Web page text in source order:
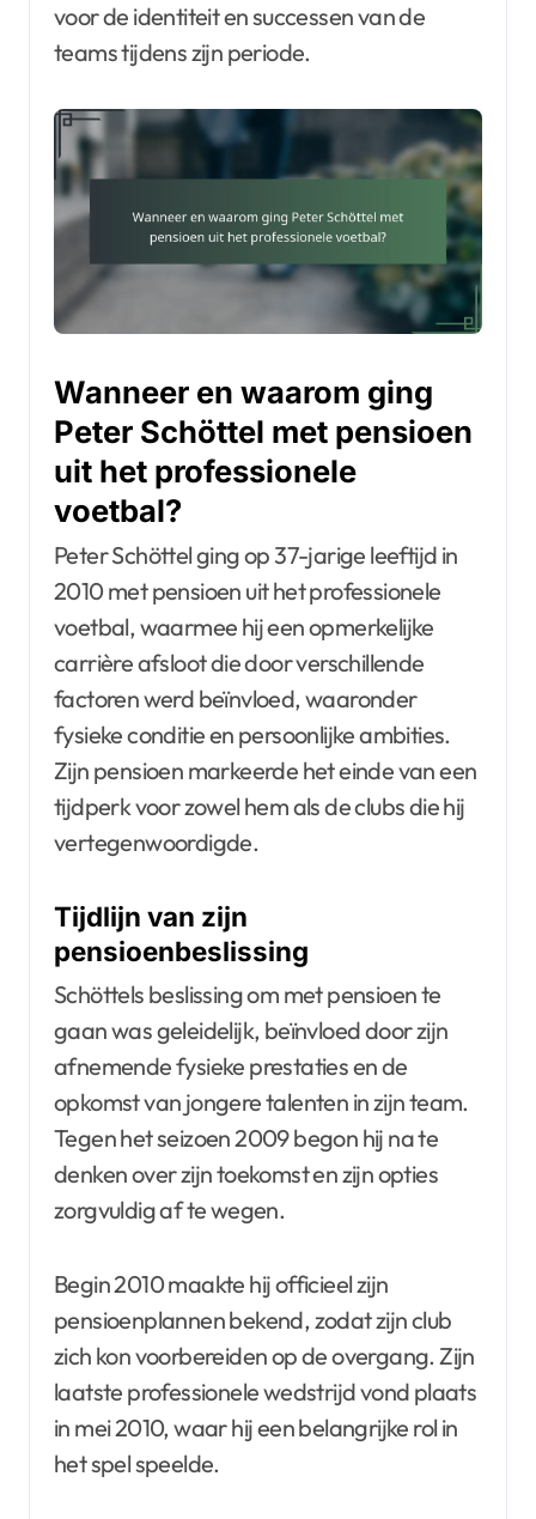
voor de identiteit en successen van de
teams tijdens zijn periode.
Wanneer en waarom ging
Peter Schöttel met pensioen
uit het professionele
voetbal?
Peter Schöttel ging op 37-jarige leeftijd in
2010 met pensioen uit het professionele
voetbal, waarmee hij een opmerkelijke
carrière afsloot die door verschillende
factoren werd beïnvloed, waaronder
fysieke conditie en persoonlijke ambities.
Zijn pensioen markeerde het einde van een
tijdperk voor zowel hem als de clubs die hij
vertegenwoordigde.
Tijdlijn van zijn
pensioenbeslissing
Schöttels beslissing om met pensioen te
gaan was geleidelijk, beïnvloed door zijn
afnemende fysieke prestaties en de
opkomst van jongere talenten in zijn team.
Tegen het seizoen 2009 begon hij na te
denken over zijn toekomst en zijn opties
zorgvuldig af te wegen.
Begin 2010 maakte hij officieel zijn
pensioenplannen bekend, zodat zijn club
zich kon voorbereiden op de overgang. Zijn
laatste professionele wedstrijd vond plaats
in mei 2010, waar hij een belangrijke rol in
het spel speelde.